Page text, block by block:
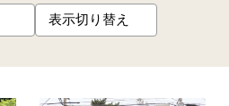
表示切り替え